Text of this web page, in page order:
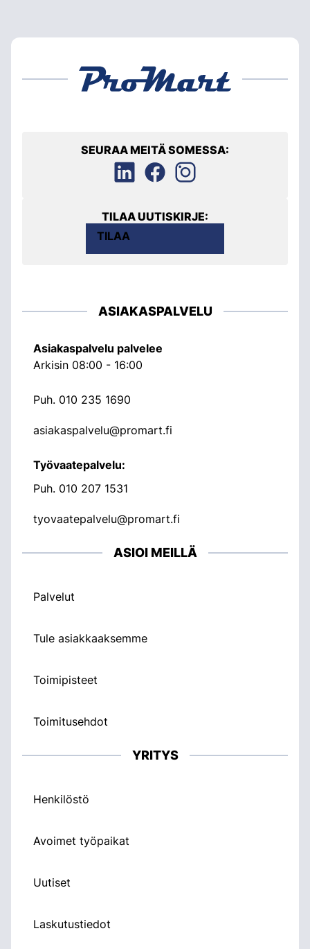
SEURAA MEITÄ SOMESSA:
TILAA UUTISKIRJE:
TILAA
ASIAKASPALVELU
Asiakaspalvelu palvelee
Arkisin 08:00 - 16:00
Puh. 010 235 1690
asiakaspalvelu@promart.fi
Työvaatepalvelu:
Puh. 010 207 1531
tyovaatepalvelu@promart.fi
ASIOI MEILLÄ
Palvelut
Tule asiakkaaksemme
Toimipisteet
Toimitusehdot
YRITYS
Henkilöstö
Avoimet työpaikat
Uutiset
Laskutustiedot